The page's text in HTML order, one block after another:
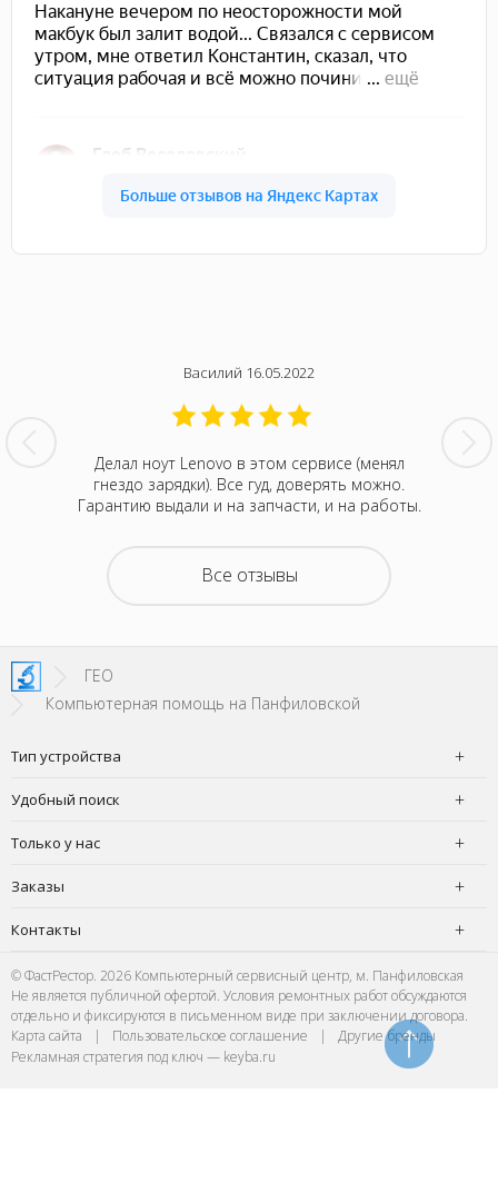
за
Василий 16.05.2022
Делал ноут Lenovo в этом сервисе (менял
гнездо зарядки). Все гуд, доверять можно.
Гарантию выдали и на запчасти, и на работы.
Была
не
Все отзывы
ГЕО
Компьютерная помощь на Панфиловской
Тип устройства
Удобный поиск
Только у нас
Заказы
Контакты
© ФастРестор. 2026 Компьютерный сервисный центр, м. Панфиловская
Не является публичной офертой. Условия ремонтных работ обсуждаются
отдельно и фиксируются в письменном виде при заключении договора.
Карта сайта
| Пользовательское соглашение |
Другие бренды
Рекламная стратегия под ключ — keyba.ru